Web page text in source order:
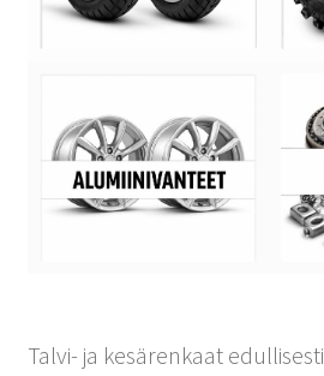
Talvi- ja kesärenkaat edullisesti